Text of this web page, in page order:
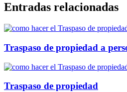
Entradas relacionadas
Traspaso de propiedad a
Traspaso de propiedad